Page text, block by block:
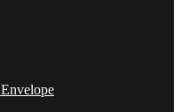
Envelope